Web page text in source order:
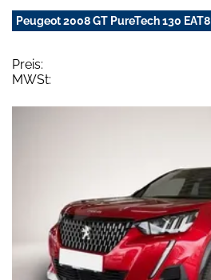
Peugeot 2008 GT PureTech 130 EAT8
Preis:
MWSt: